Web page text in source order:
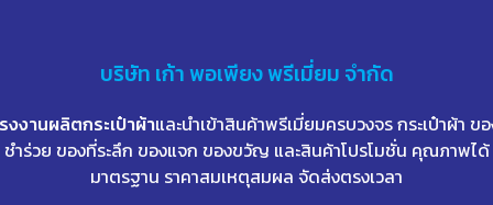
บริษัท เก้าพอเพียง พรีเมี่ยม จำกัด
งงานผลิตกระเป๋าผ้าและนำเข้าสินค้าพรีเมี่ยมครบวงจร กระเป๋าผ้า ข
ชำร่วย ของที่ระลึก ของแจก ของขวัญ และสินค้าโปรโมชั่น คุณภาพได้
มาตรฐาน ราคาสมเหตุสมผล จัดส่งตรงเวลา